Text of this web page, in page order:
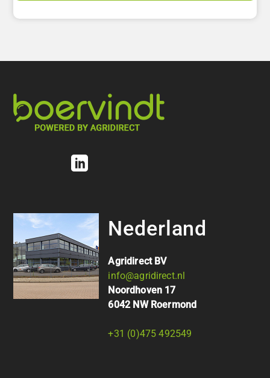
Nederland
Agridirect BV
info@agridirect.nl
Noordhoven 17
6042 NW Roermond
+31 (0)475 492549